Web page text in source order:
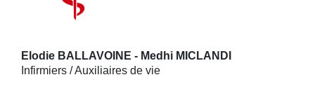
Elodie BALLAVOINE - Medhi MICLANDI
Infirmiers / Auxiliaires de vie